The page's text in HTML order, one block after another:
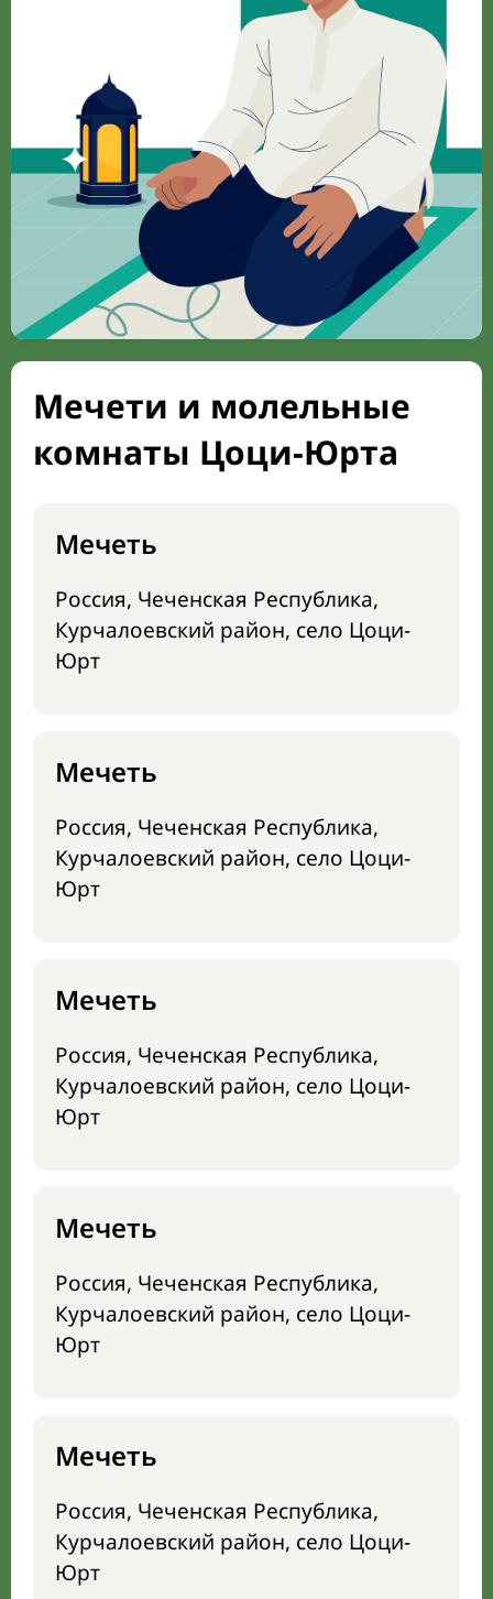
Мечети и молельные
комнаты Цоци-Юрта
Мечеть
Россия, Чеченская Республика,
Курчалоевский район, село Цоци-
Юрт
Мечеть
Россия, Чеченская Республика,
Курчалоевский район, село Цоци-
Юрт
Мечеть
Россия, Чеченская Республика,
Курчалоевский район, село Цоци-
Юрт
Мечеть
Россия, Чеченская Республика,
Курчалоевский район, село Цоци-
Юрт
Мечеть
Россия, Чеченская Республика,
Курчалоевский район, село Цоци-
Юрт